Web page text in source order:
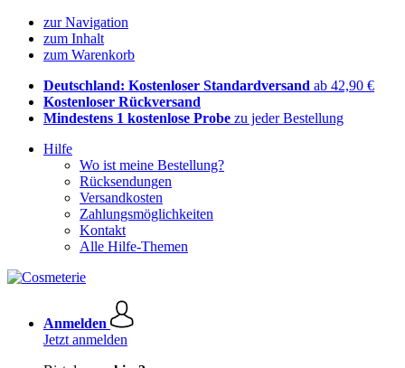
zur Navigation
zum Inhalt
zum Warenkorb
Deutschland: Kostenloser Standardversand ab 42,90 €
Kostenloser Rückversand
Mindestens 1 kostenlose Probe zu jeder Bestellung
Hilfe
Wo ist meine Bestellung?
Rücksendungen
Versandkosten
Zahlungsmöglichkeiten
Kontakt
Alle Hilfe-Themen
Anmelden
Jetzt anmelden